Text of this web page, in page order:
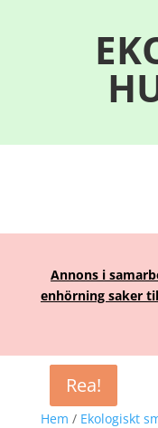
Annons i
enhörning saker
Hem / Ekologiskt
Rea!
Rea!